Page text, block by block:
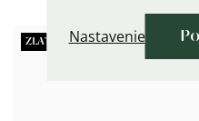
Nastavenie
ZLATO20